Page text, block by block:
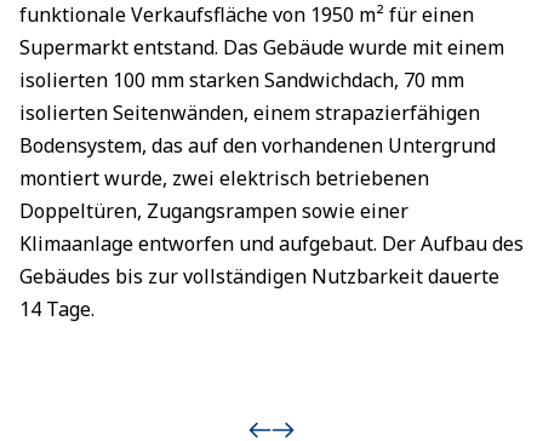
funktionale Verkaufsfläche von 1950 m² für einen
Supermarkt entstand. Das Gebäude wurde mit einem
isolierten 100 mm starken Sandwichdach, 70 mm
isolierten Seitenwänden, einem strapazierfähigen
Bodensystem, das auf den vorhandenen Untergrund
montiert wurde, zwei elektrisch betriebenen
Doppeltüren, Zugangsrampen sowie einer
Klimaanlage entworfen und aufgebaut. Der Aufbau des
Gebäudes bis zur vollständigen Nutzbarkeit dauerte
14 Tage.